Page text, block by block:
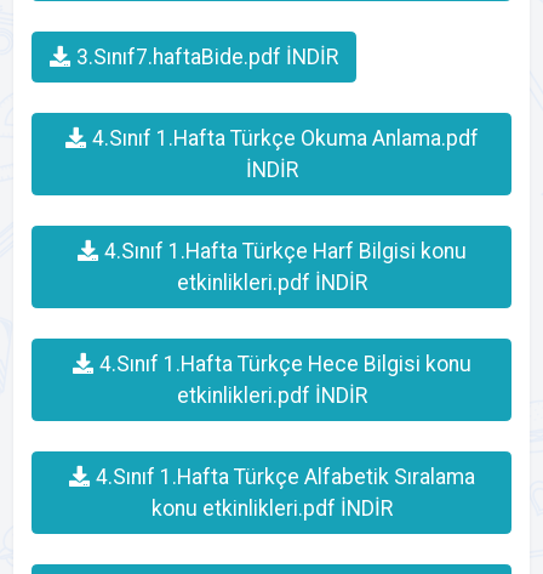
3.Sınıf7.haftaBide.pdf İNDİR
4.Sınıf 1.Hafta Türkçe Okuma Anlama.pdf
İNDİR
4.Sınıf 1.Hafta Türkçe Harf Bilgisi konu
etkinlikleri.pdf İNDİR
4.Sınıf 1.Hafta Türkçe Hece Bilgisi konu
etkinlikleri.pdf İNDİR
4.Sınıf 1.Hafta Türkçe Alfabetik Sıralama
konu etkinlikleri.pdf İNDİR